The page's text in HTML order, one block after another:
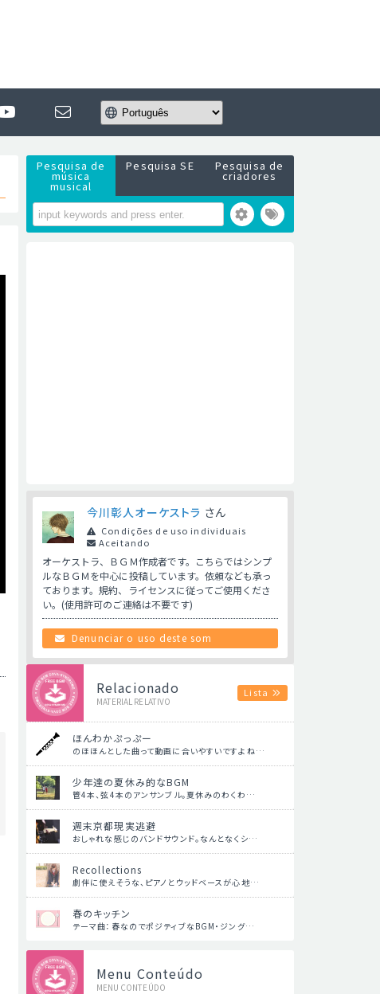
Pesquisa de
música
musical
Pesquisa SE Pesquisa de
criadores
今川彰人オーケストラ さん
Condições de uso individuais
Aceitando
オーケストラ、ＢＧＭ作成者です。こちらではシンプ
ルなＢＧＭを中心に投稿しています。依頼なども承っ
ております。規約、ライセンスに従ってご使用くださ
い。(使用許可のご連絡は不要です)
Denunciar o uso deste som
Relacionado
MATERIAL RELATIVO
Lista
ほんわかぷっぷー
のほほんとした曲って動画に合いやすいですよね…
少年達の夏休み的なBGM
管4本、弦4本のアンサンブル。夏休みのわくわ…
週末京都現実逃避
おしゃれな感じのバンドサウンド。なんとなくシ…
Recollections
劇伴に使えそうな、ピアノとウッドベースが心地…
春のキッチン
テーマ曲：春なのでポジティブなBGM・ジング…
Menu Conteúdo
MENU CONTEÚDO